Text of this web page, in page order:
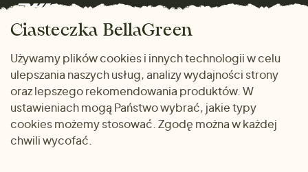
Marki
Prezenty
Zwrot towaru
Dlaczego warto kupować
u nas
METODY PŁATNOŚCI
Ciasteczka BellaGreen
Używamy plików cookies i innych technologii w celu
ulepszania naszych usług, analizy wydajności strony
oraz lepszego rekomendowania produktów. W
ustawieniach mogą Państwo wybrać, jakie typy
cookies możemy stosować. Zgodę można w każdej
chwili wycofać.